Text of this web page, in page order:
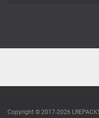
Copyright © 2017-2026